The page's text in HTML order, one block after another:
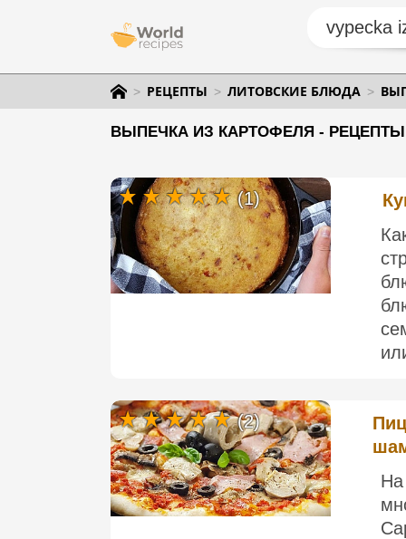
РЕЦЕПТЫ ЛИТОВСКИЕ БЛЮДА
ВЫПЕЧКА ИЗ КАРТОФЕЛЯ -
(1)
На
(2)